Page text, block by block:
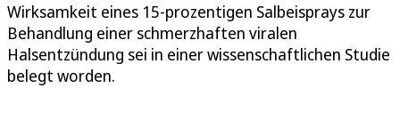
Wirksamkeit eines 15-prozentigen Salbeisprays zur
Behandlung einer schmerzhaften viralen
Halsentzündung sei in einer wissenschaftlichen Studie
belegt worden.